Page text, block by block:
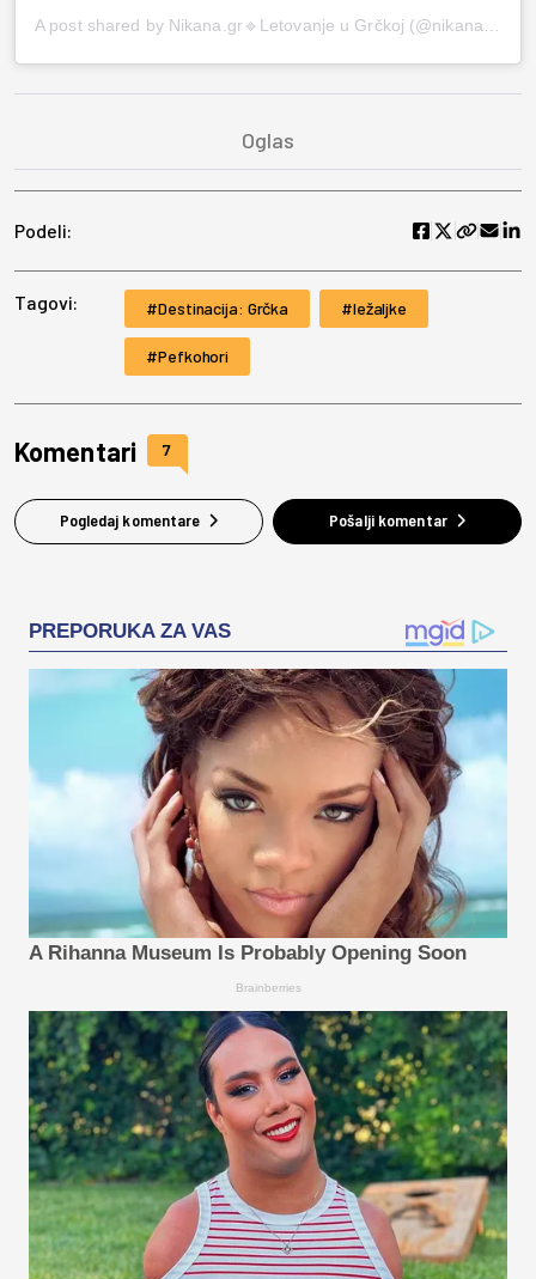
Podeli:
Tagovi: Destinacija: Grčka ležaljke
Pefkohori
Komentari 7
Pogledaj komentare Pošalji komentar
PREPORUKA ZA VAS
A Rihanna Museum Is Probably Opening Soon
Brainberries